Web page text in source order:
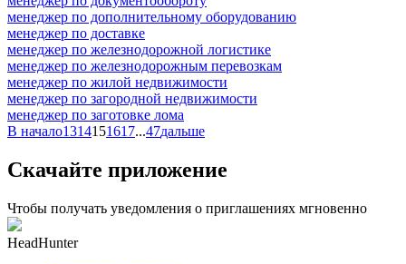
менеджер по дополнительному оборудованию
менеджер по доставке
менеджер по железнодорожной логистике
менеджер по железнодорожным перевозкам
менеджер по жилой недвижимости
менеджер по загородной недвижимости
менеджер по заготовке лома
В начало1314151617...47дальше
Скачайте приложение
Чтобы получать уведомления о приглашениях мгновенно
HeadHunter